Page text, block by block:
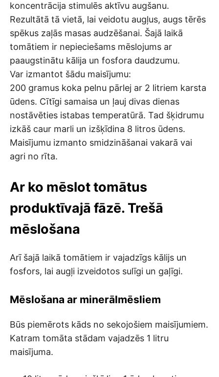
koncentrācija stimulēs aktīvu augšanu.
Rezultātā tā vietā, lai veidotu augļus, augs tērēs
spēkus zaļās masas audzēšanai. Šajā laikā
tomātiem ir nepieciešams mēslojums ar
paaugstinātu kālija un fosfora daudzumu.
Var izmantot šādu maisījumu:
200 gramus koka pelnu pārlej ar 2 litriem karsta
ūdens. Cītīgi samaisa un ļauj divas dienas
nostāvēties istabas temperatūrā. Tad šķidrumu
izkāš caur marli un izšķīdina 8 litros ūdens.
Maisījumu izmanto smidzināšanai vakarā vai
agri no rīta.
Ar ko mēslot tomātus
produktīvajā fāzē. Trešā
mēslošana
Arī šajā laikā tomātiem ir vajadzīgs kālijs un
fosfors, lai augļi izveidotos sulīgi un gaļīgi.
Mēslošana ar minerālmēsliem
Būs piemērots kāds no sekojošiem maisījumiem.
Katram tomāta stādam vajadzēs 1 litru
maisījuma.